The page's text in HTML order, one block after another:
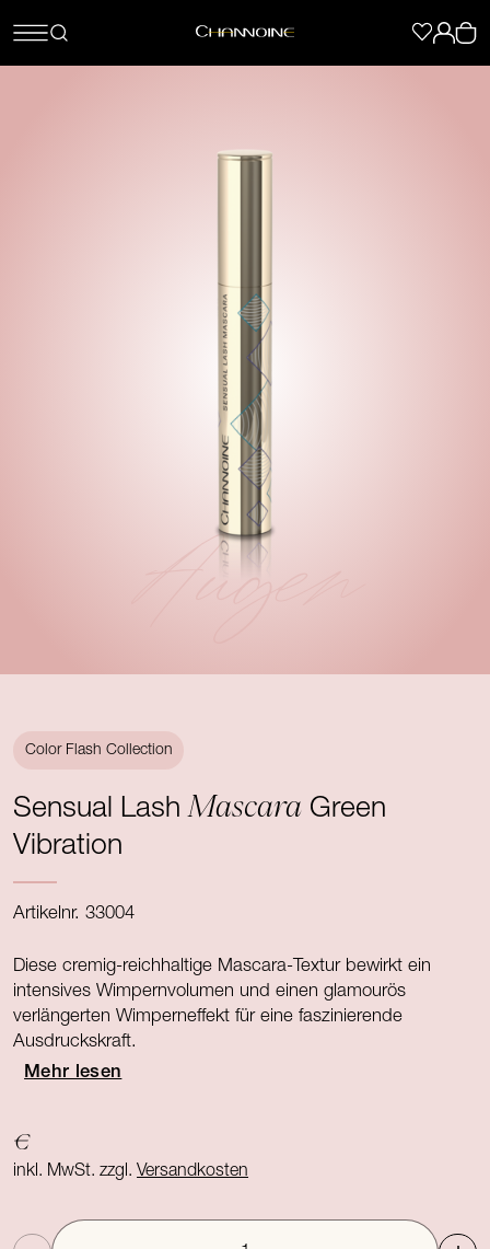
Augen
Color Flash Collection
Sensual LashMascara Green
Vibration
Artikelnr. 33004
Diese cremig-reichhaltige Mascara-Textur bewirkt ein
intensives Wimpernvolumen und einen glamourös
verlängerten Wimperneffekt für eine faszinierende
Ausdruckskraft.
Mehr lesen
€
inkl. MwSt. zzgl.Versandkosten